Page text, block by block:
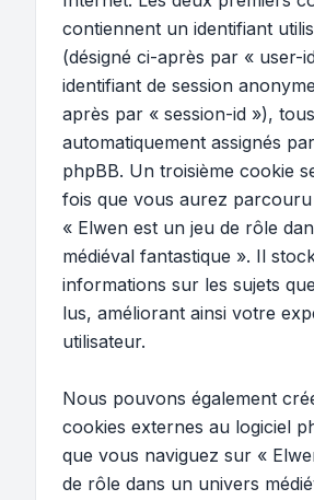
contiennent un identifiant
(désigné ci-après par « user-
identifiant de session
après par « session-id »),
automatiquement assignés
phpBB. Un troisième cookie
fois que vous aurez parcouru
« Elwen est un jeu de rôle
médiéval fantastique ». Il
informations sur les sujets
lus, améliorant ainsi votre
utilisateur.
Nous pouvons également
cookies externes au logiciel
que vous naviguez sur «
de rôle dans un univers